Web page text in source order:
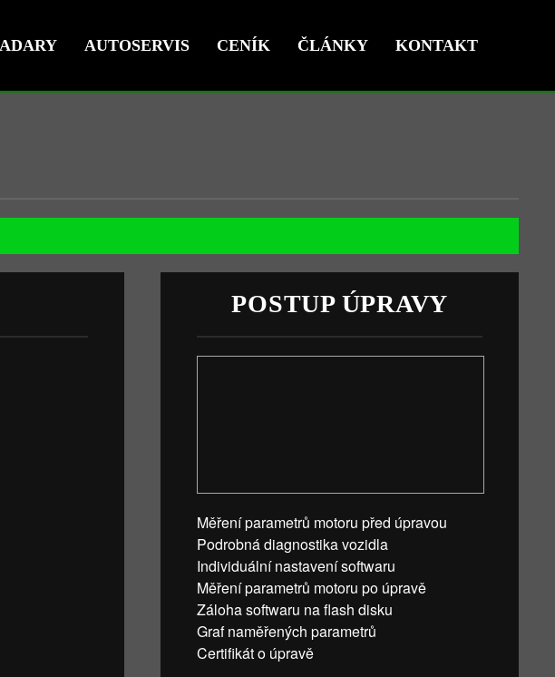
AUTOSERVIS CENÍK ČLÁNKY KONTAKT
POSTUP ÚPRAVY
Měření parametrů motoru před úpravou
Podrobná diagnostika vozidla
Individuální nastavení softwaru
Měření parametrů motoru po úpravě
Záloha softwaru na flash disku
Graf naměřených parametrů
Certifikát o úpravě